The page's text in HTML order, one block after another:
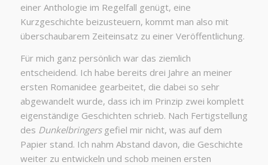
einer Anthologie im Regelfall genügt, eine
Kurzgeschichte beizusteuern, kommt man also mit
überschaubarem Zeiteinsatz zu einer Veröffentlichung.
Für mich ganz persönlich war das ziemlich
entscheidend. Ich habe bereits drei Jahre an meiner
ersten Romanidee gearbeitet, die dabei so sehr
abgewandelt wurde, dass ich im Prinzip zwei komplett
eigenständige Geschichten schrieb. Nach Fertigstellung
des Dunkelbringersgefiel mir nicht, was auf dem
Papier stand. Ich nahm Abstand davon, die Geschichte
weiter zu entwickeln und schob meinen ersten